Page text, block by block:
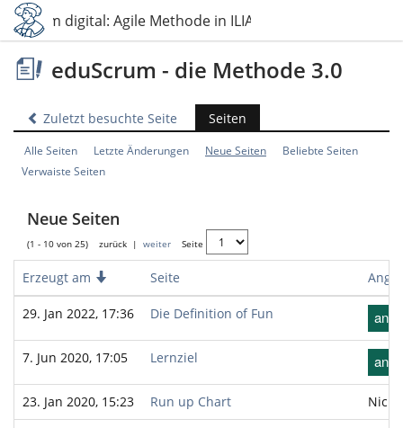
digital: Agile Methode in ILIAS umgesetzt
eduScrum - die Methode 3.0
Zuletzt besuchte Seite Seiten
Alle Seiten Letzte Änderungen Neue Seiten
Beliebte Seiten
Verwaiste Seiten
Neue Seiten
(1 - 10 von 25) zurück | weiter Seite
Erzeugt am AbsteigendSeite
29. Jan 2022, 17:36 Die Definition of Fun
7. Jun 2020, 17:05 Lernziel
23. Jan 2020, 15:23 Run up Chart